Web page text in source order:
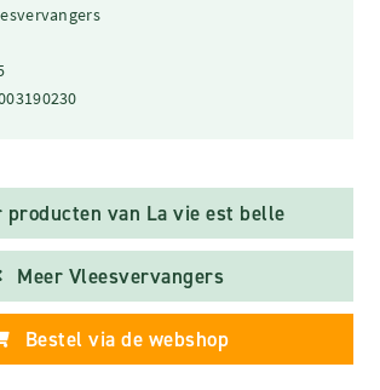
producten van La vie est belle
Meer Vleesvervangers
Bestel via de webshop